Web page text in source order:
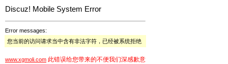
Discuz! Mobile System Error
Error messages:
您当前的访问请求当中含有非法字符，已经被系统拒绝
www.xgmoli.com 此错误给您带来的不便我们深感歉意